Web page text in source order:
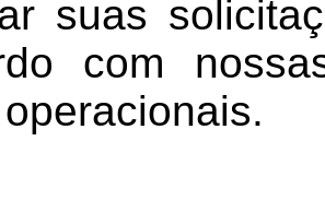
suas
com